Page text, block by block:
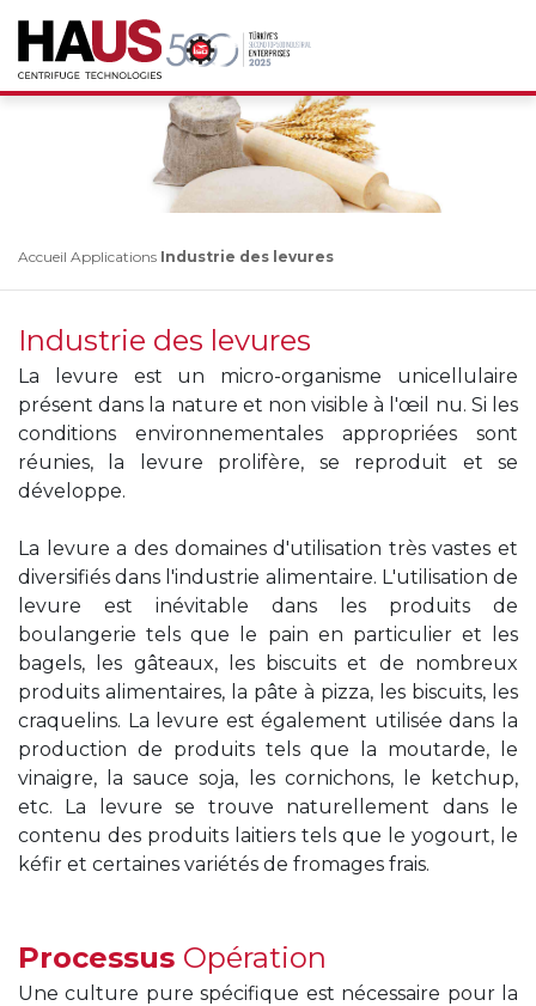
Accueil Applications Industrie des levures
Industrie des levures
La levure est un micro-organisme unicellulaire
présent dans la nature et non visible à l'œil nu. Si les
conditions environnementales appropriées sont
réunies, la levure prolifère, se reproduit et se
développe.
La levure a des domaines d'utilisation très vastes et
diversifiés dans l'industrie alimentaire. L'utilisation de
levure est inévitable dans les produits de
boulangerie tels que le pain en particulier et les
bagels, les gâteaux, les biscuits et de nombreux
produits alimentaires, la pâte à pizza, les biscuits, les
craquelins. La levure est également utilisée dans la
production de produits tels que la moutarde, le
vinaigre, la sauce soja, les cornichons, le ketchup,
etc. La levure se trouve naturellement dans le
contenu des produits laitiers tels que le yogourt, le
kéfir et certaines variétés de fromages frais.
Processus Opération
Une culture pure spécifique est nécessaire pour la